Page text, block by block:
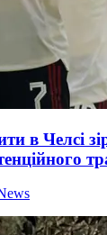
в Челсі